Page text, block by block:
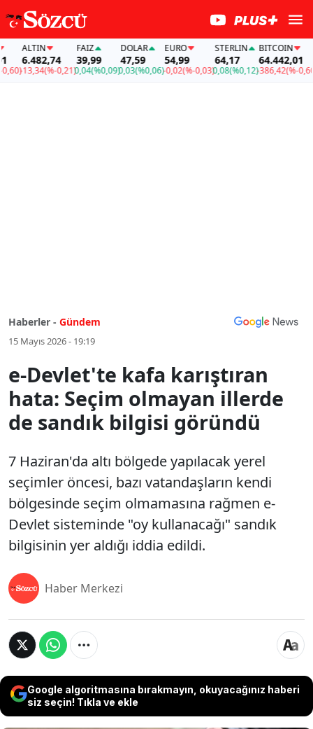
ALTIN
6.482,74
-13,34(%-0,21)
FAİZ
39,99
0,04(%0,09)
DOLAR
47,59
0,03(%0,06)
EURO
54,99
-0,02(%-0,03)
STERLIN
64,17
0,08(%0,12)
BITCOIN
64.442,01
-386,42(%-0,60)-
Haberler - Gündem
15 Mayıs 2026 - 19:19
e-Devlet'te kafa karıştıran
hata: Seçim olmayan illerde
de sandık bilgisi göründü
7 Haziran'da altı bölgede yapılacak yerel
seçimler öncesi, bazı vatandaşların kendi
bölgesinde seçim olmamasına rağmen e-
Devlet sisteminde "oy kullanacağı" sandık
bilgisinin yer aldığı iddia edildi.
Haber Merkezi
Google algoritmasına bırakmayın, okuyacağınız haberi
siz seçin! Tıkla ve ekle